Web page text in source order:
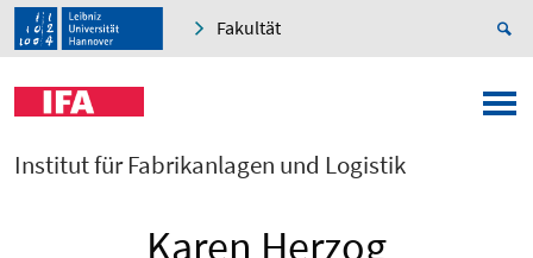
Fakultät
Institut für Fabrikanlagen und Logistik
Karen Herzog